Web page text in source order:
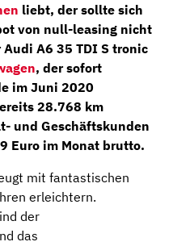
liebt, der sollte sich
von null-leasing nicht
Audi A6 35 TDI S tronic
, der sofort
im Juni 2020
28.768 km
und Geschäftskunden
Euro im Monat brutto.
mit fantastischen
erleichtern.
der
das